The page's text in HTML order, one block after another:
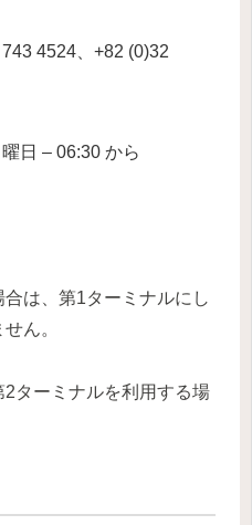
4524、+82 (0)32
日 – 06:30 から
は、第1ターミナルにし
ん。
ターミナルを利用する場